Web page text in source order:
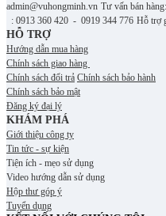
admin@vuhongminh.vn Tư vấn bán
: 0913 360 420 - 0919 344 776 Hỗ trợ
HỖ TRỢ
Hướng dẫn mua hàng
Chính sách giao hàng
Chính sách đổi trả Chính sách bảo hành
Chính sách bảo mật
Đăng ký đại lý
KHÁM PHÁ
Giới thiệu công ty
Tin tức - sự kiện
Tiện ích - mẹo sử dụng
Video hướng dẫn sử dụng
Hộp thư góp ý
Tuyển dụng